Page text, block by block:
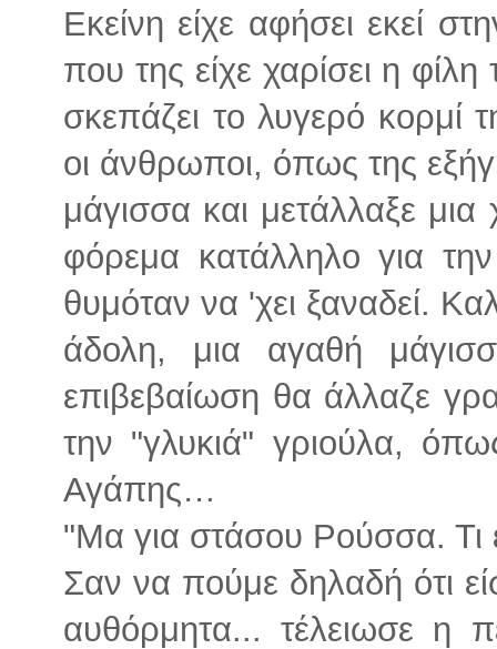
Εκείνη είχε αφήσει εκεί
που της είχε χαρίσει η
σκεπάζει το λυγερό κορμί
οι άνθρωποι, όπως της
μάγισσα και μετάλλαξε μια
φόρεμα κατάλληλο για
θυμόταν να 'χει ξαναδεί.
άδολη, μια αγαθή
επιβεβαίωση θα άλλαζε
την "γλυκιά" γριούλα,
Αγάπης…
"Μα για στάσου Ρούσσα. Τι
Σαν να πούμε δηλαδή ότι
αυθόρμητα... τέλειωσε η